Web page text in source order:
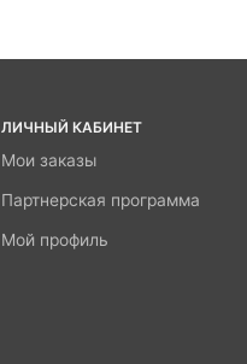
ЛИЧНЫЙ КАБИНЕТ
Мои заказы
Партнерская программа
Мой профиль